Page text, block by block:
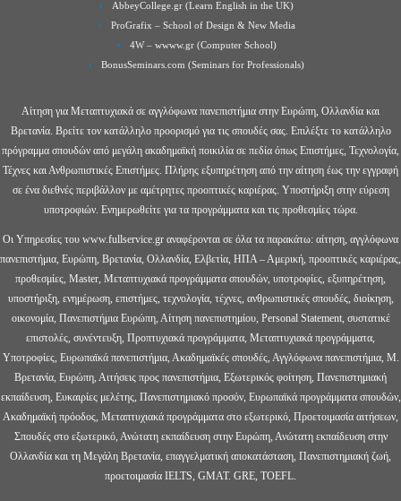
AbbeyCollege.gr (Learn English in the UK)
ProGrafix – School of Design & New Media
4W – wwww.gr (Computer School)
BonusSeminars.com (Seminars for Professionals)
Αίτηση για Μεταπτυχιακά σε αγγλόφωνα πανεπιστήμια στην Ευρώπη, Ολλανδία και
Βρετανία. Βρείτε τον κατάλληλο προορισμό για τις σπουδές σας. Επιλέξτε το κατάλληλο
πρόγραμμα σπουδών από μεγάλη ακαδημαϊκή ποικιλία σε πεδία όπως Επιστήμες, Τεχνολογία,
Τέχνες και Ανθρωπιστικές Επιστήμες. Πλήρης εξυπηρέτηση από την αίτηση έως την εγγραφή
σε ένα διεθνές περιβάλλον με αμέτρητες προοπτικές καριέρας. Υποστήριξη στην εύρεση
υποτροφιών. Ενημερωθείτε για τα προγράμματα και τις προθεσμίες τώρα.
Οι Υπηρεσίες του www.fullservice.gr αναφέρονται σε όλα τα παρακάτω: αίτηση, αγγλόφωνα
πανεπιστήμια, Ευρώπη, Βρετανία, Ολλανδία, Ελβετία, ΗΠΑ – Αμερική, προοπτικές καριέρας,
προθεσμίες, Master, Μεταπτυχιακά προγράμματα σπουδών, υποτροφίες, εξυπηρέτηση,
υποστήριξη, ενημέρωση, επιστήμες, τεχνολογία, τέχνες, ανθρωπιστικές σπουδές, διοίκηση,
οικονομία, Πανεπιστήμια Ευρώπη, Αίτηση πανεπιστημίου, Personal Statement, συστατικέ
επιστολές, συνέντευξη, Προπτυχιακά προγράμματα, Μεταπτυχιακά προγράμματα,
Υποτροφίες, Ευρωπαϊκά πανεπιστήμια, Ακαδημαϊκές σπουδές, Αγγλόφωνα πανεπιστήμια, Μ.
Βρετανία, Ευρώπη, Αιτήσεις προς πανεπιστήμια, Εξωτερικός φοίτηση, Πανεπιστημιακή
εκπαίδευση, Ευκαιρίες μελέτης, Πανεπιστημιακό προσόν, Ευρωπαϊκά προγράμματα σπουδών,
Ακαδημαϊκή πρόοδος, Μεταπτυχιακά προγράμματα στο εξωτερικό, Προετοιμασία αιτήσεων,
Σπουδές στο εξωτερικό, Ανώτατη εκπαίδευση στην Ευρώπη, Ανώτατη εκπαίδευση στην
Ολλανδία και τη Μεγάλη Βρετανία, επαγγελματική αποκατάσταση, Πανεπιστημιακή ζωή,
προετοιμασία IELTS, GMAT. GRE, TOEFL.